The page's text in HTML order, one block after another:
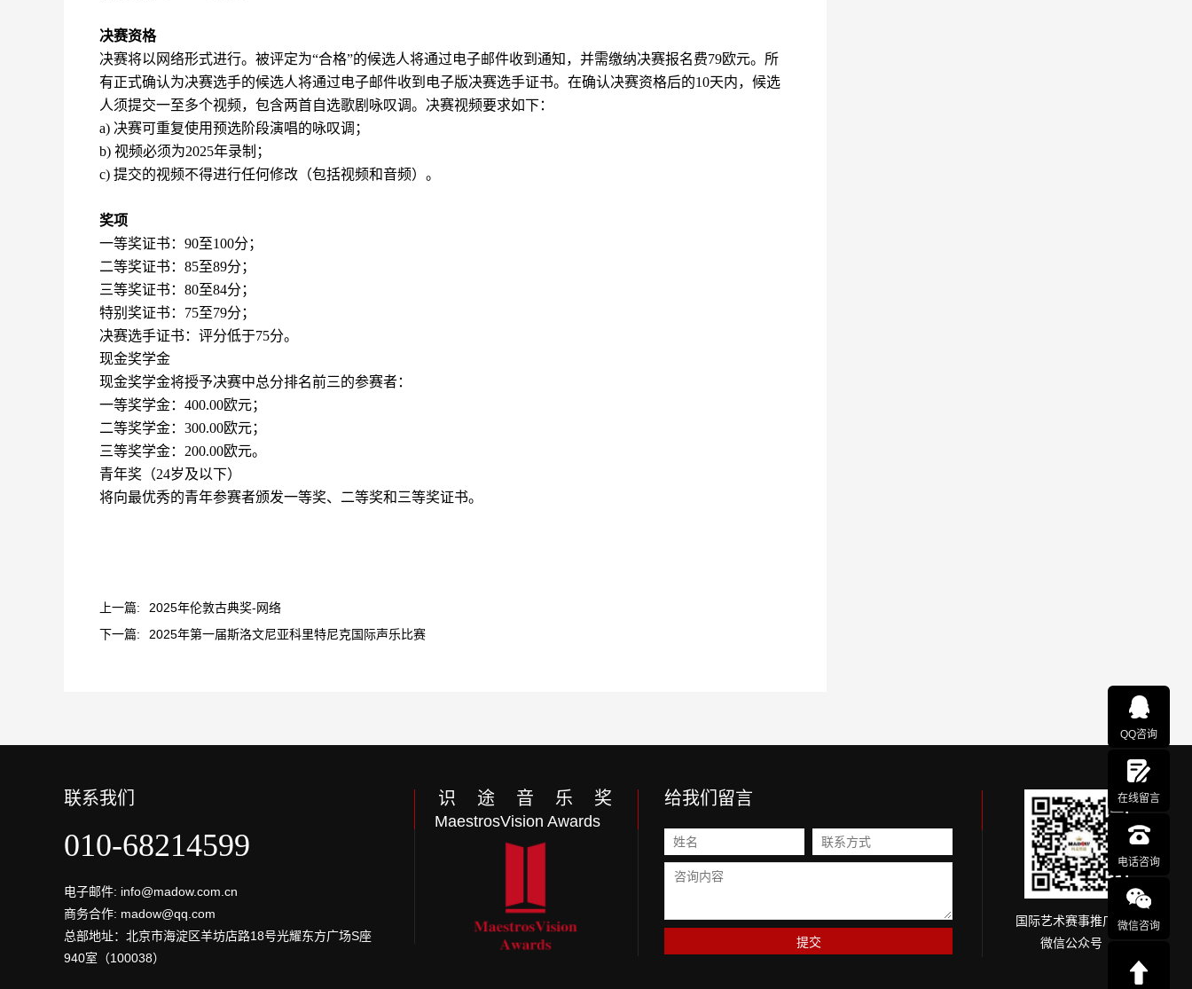
决赛资格
决赛将以网络形式进行。被评定为“合格”的候选人将通过电子邮件收到通知，并需缴纳决赛报名费79欧元。所
有正式确认为决赛选手的候选人将通过电子邮件收到电子版决赛选手证书。在确认决赛资格后的10天内，候选
人须提交一至多个视频，包含两首自选歌剧咏叹调。决赛视频要求如下：
a) 决赛可重复使用预选阶段演唱的咏叹调；
b) 视频必须为2025年录制；
c) 提交的视频不得进行任何修改（包括视频和音频）。
奖项
一等奖证书：90至100分；
二等奖证书：85至89分；
三等奖证书：80至84分；
特别奖证书：75至79分；
决赛选手证书：评分低于75分。
现金奖学金
现金奖学金将授予决赛中总分排名前三的参赛者：
一等奖学金：400.00欧元；
二等奖学金：300.00欧元；
三等奖学金：200.00欧元。
青年奖（24岁及以下）
将向最优秀的青年参赛者颁发一等奖、二等奖和三等奖证书。
上一篇:
2025年伦敦古典奖-网络
下一篇:
2025年第一届斯洛文尼亚科里特尼克国际声乐比赛
联系我们
010-68214599
电子邮件: info@madow.com.cn
商务合作: madow@qq.com
总部地址：北京市海淀区羊坊店路18号光耀东方广场S座
940室（100038）
识 途 音 乐 奖
MaestrosVision Awards
给我们留言
国际艺术赛事推广网
微信公众号
QQ咨询
在线留言
电话咨询
微信咨询